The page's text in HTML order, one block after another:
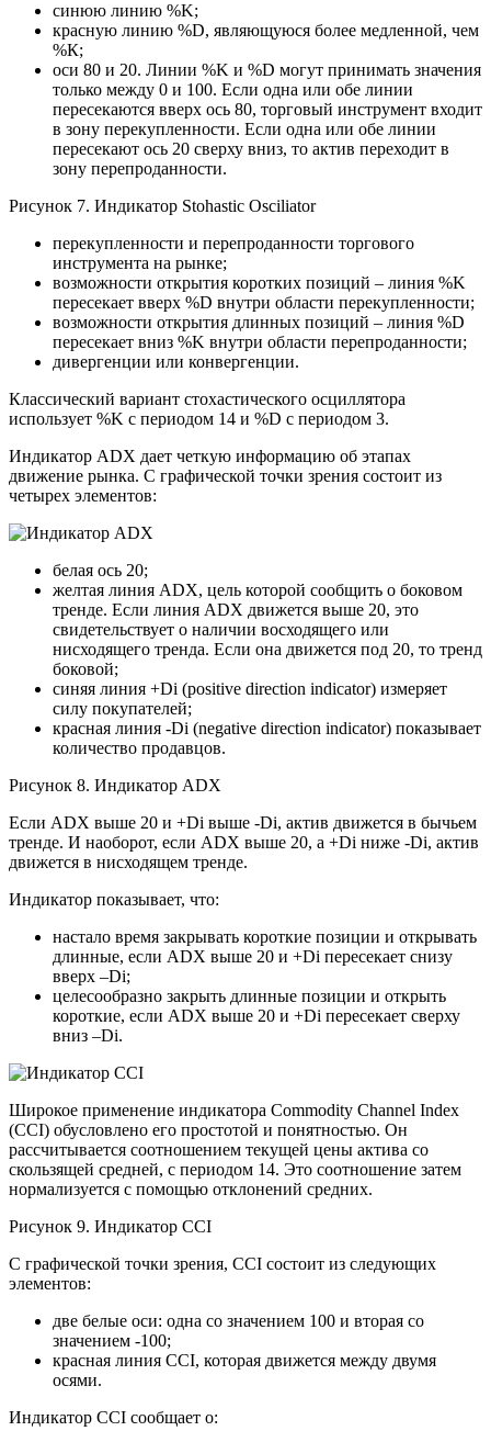
синюю линию %K;
красную линию %D, являющуюся более медленной, чем
%К;
оси 80 и 20. Линии %K и %D могут принимать значения
только между 0 и 100. Если одна или обе линии
пересекаются вверх ось 80, торговый инструмент входит
в зону перекупленности. Если одна или обе линии
пересекают ось 20 сверху вниз, то актив переходит в
зону перепроданности.
Рисунок 7. Индикатор Stohastic Osciliator
перекупленности и перепроданности торгового
инструмента на рынке;
возможности открытия коротких позиций – линия %K
пересекает вверх %D внутри области перекупленности;
возможности открытия длинных позиций – линия %D
пересекает вниз %K внутри области перепроданности;
дивергенции или конвергенции.
Классический вариант стохастического осциллятора
использует %K с периодом 14 и %D с периодом 3.
Индикатор ADX дает четкую информацию об этапах
движение рынка. С графической точки зрения состоит из
четырех элементов:
белая ось 20;
желтая линия ADX, цель которой сообщить о боковом
тренде. Если линия ADX движется выше 20, это
свидетельствует о наличии восходящего или
нисходящего тренда. Если она движется под 20, то тренд
боковой;
синяя линия +Di (positive direction indicator) измеряет
силу покупателей;
красная линия -Di (negative direction indicator) показывает
количество продавцов.
Рисунок 8. Индикатор ADX
Если ADX выше 20 и +Di выше -Di, актив движется в бычьем
тренде. И наоборот, если ADX выше 20, а +Di ниже -Di, актив
движется в нисходящем тренде.
Индикатор показывает, что:
настало время закрывать короткие позиции и открывать
длинные, если ADX выше 20 и +Di пересекает снизу
вверх –Di;
целесообразно закрыть длинные позиции и открыть
короткие, если ADX выше 20 и +Di пересекает сверху
вниз –Di.
Широкое применение индикатора Commodity Channel Index
(CCI) обусловлено его простотой и понятностью. Он
рассчитывается соотношением текущей цены актива со
скользящей средней, с периодом 14. Это соотношение затем
нормализуется с помощью отклонений средних.
Рисунок 9. Индикатор CCI
С графической точки зрения, CCI состоит из следующих
элементов:
две белые оси: одна со значением 100 и вторая со
значением -100;
красная линия CCI, которая движется между двумя
осями.
Индикатор CCI сообщает о: